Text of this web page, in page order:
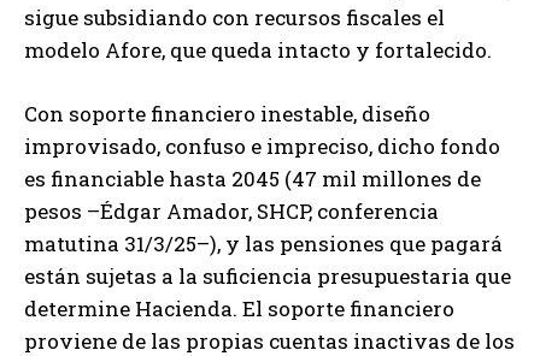
sigue subsidiando con recursos fiscales el
modelo Afore, que queda intacto y fortalecido.
Con soporte financiero inestable, diseño
improvisado, confuso e impreciso, dicho fondo
es financiable hasta 2045 (47 mil millones de
pesos –Édgar Amador, SHCP, conferencia
matutina 31/3/25–), y las pensiones que pagará
están sujetas a la suficiencia presupuestaria que
determine Hacienda. El soporte financiero
proviene de las propias cuentas inactivas de los